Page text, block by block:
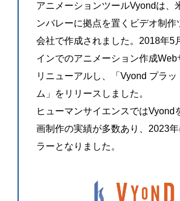
アニメーションツールVyondは、
ンバレーに拠点を置くビデオ制作
会社で作成されました。2018年5
インでのアニメーション作成Web
リニューアルし、「Vyond プラッ
ム」をリリースしました。
ヒューマンサイエンスではVyond
画制作の実績が多数あり、2023
ラーとなりました。